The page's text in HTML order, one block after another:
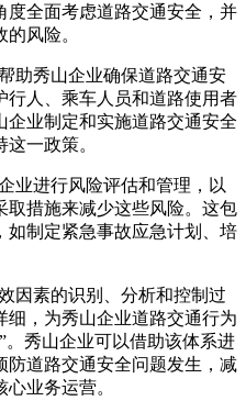
度全面考虑道路交通安全，并
风险。
助秀山企业确保道路交通安
行人、乘车人员和道路使用者
企业制定和实施道路交通安全
一政策。
业进行风险评估和管理，以
取措施来减少这些风险。这包
如制定紧急事故应急计划、培
因素的识别、分析和控制过
，为秀山企业道路交通行为
。秀山企业可以借助该体系进
防道路交通安全问题发生，减
业务运营。